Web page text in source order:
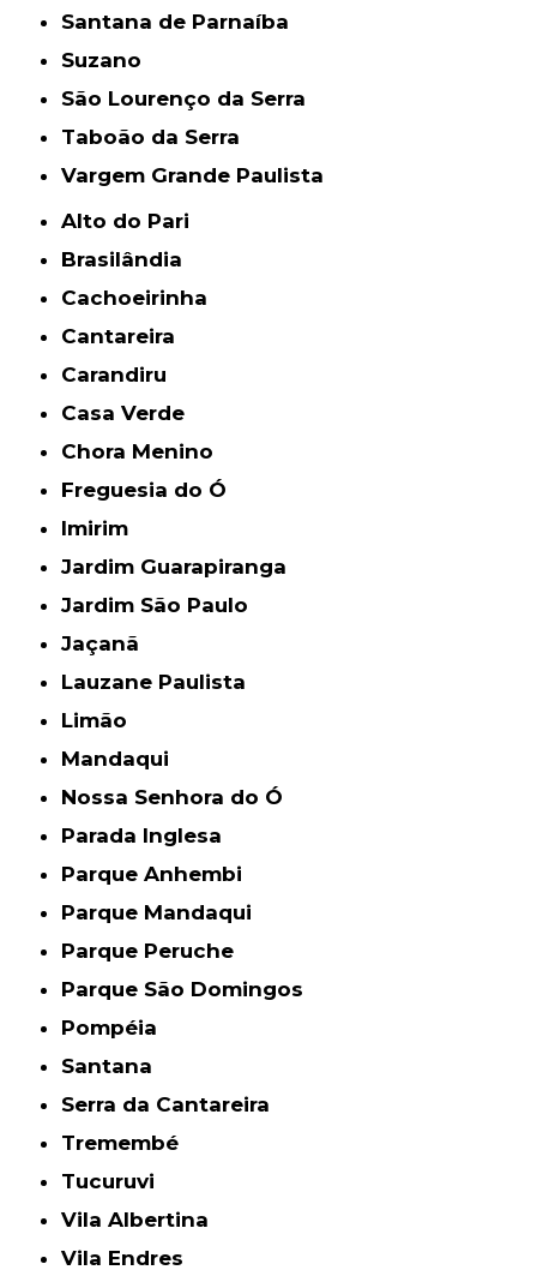
Santana de Parnaíba
Suzano
São Lourenço da Serra
Taboão da Serra
Vargem Grande Paulista
Alto do Pari
Brasilândia
Cachoeirinha
Cantareira
Carandiru
Casa Verde
Chora Menino
Freguesia do Ó
Imirim
Jardim Guarapiranga
Jardim São Paulo
Jaçanã
Lauzane Paulista
Limão
Mandaqui
Nossa Senhora do Ó
Parada Inglesa
Parque Anhembi
Parque Mandaqui
Parque Peruche
Parque São Domingos
Pompéia
Santana
Serra da Cantareira
Tremembé
Tucuruvi
Vila Albertina
Vila Endres